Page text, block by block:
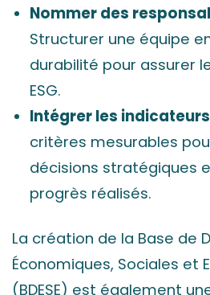
Nommer des
Structurer une équipe
durabilité pour assurer
ESG.
Intégrer les indicateurs
critères mesurables
décisions stratégiques
progrès réalisés.
La création de la Base de
Économiques, Sociales et
(BDESE) est également